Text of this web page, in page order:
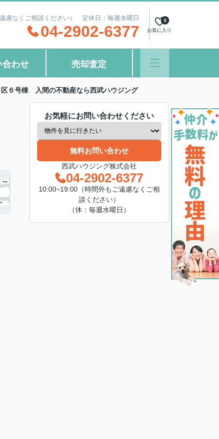
慮なくご相談ください） 定休日：毎週水曜日
04-2902-6377 お気に入り
0
合わせ 売却査定
区６号棟 入間の不動産なら西武ハウジング
お気軽にお問い合わせください
無料お問い合わせ
西武ハウジング株式会社
04-2902-6377
10:00~19:00（時間外もご遠慮なくご相
談ください）
（休：毎週水曜日）